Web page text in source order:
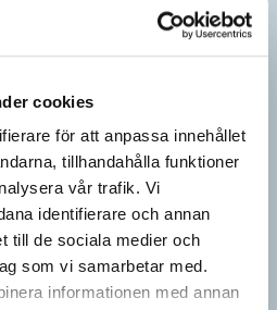
cookies
för att anpassa innehållet
tillhandahålla funktioner
vår trafik. Vi
identifierare och annan
till de sociala medier och
som vi samarbetar med.
informationen med annan
vem som ska tala